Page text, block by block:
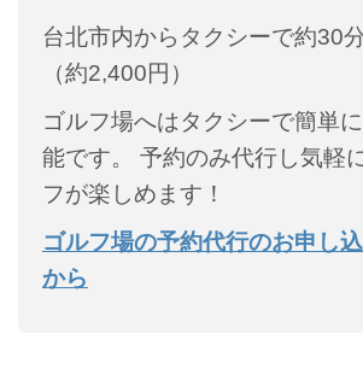
台北市内からタクシーで約30
（約2,400円）
ゴルフ場へはタクシーで簡単
能です。
予約のみ代行し気軽
フが楽しめます！
ゴルフ場の予約代行のお申し
から